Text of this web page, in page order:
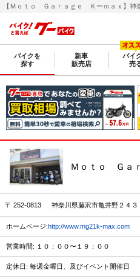
バイクを
探す
新車
販売店
バイ
売
Ｍｏｔｏ Ｇａ
〒 252-0813 神奈川県藤沢市亀井野２４３
ホームページ:http://www.mg21k-max.com
営業時間: １０：００〜１９：００
定休日: 毎週金曜日、及びイベント開催日